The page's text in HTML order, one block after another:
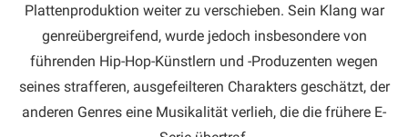
Plattenproduktion weiter zu verschieben. Sein Klang war
genreübergreifend, wurde jedoch insbesondere von
führenden Hip-Hop-Künstlern und -Produzenten wegen
seines strafferen, ausgefeilteren Charakters geschätzt, der
anderen Genres eine Musikalität verlieh, die die frühere E-